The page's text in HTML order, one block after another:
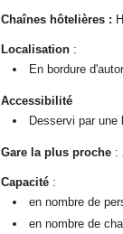
Chaînes hôtelières :
Localisation :
En bordure
Accessibilité
Desservi par une
Gare la plus proche :
Capacité :
en nombre de
en nombre de